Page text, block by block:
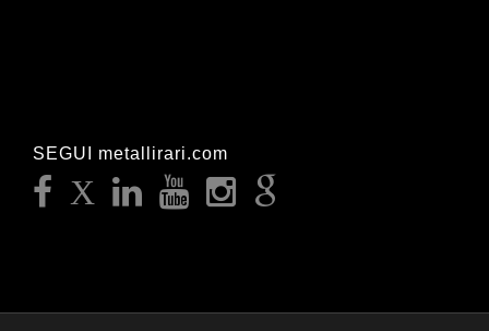
SEGUI metallirari.com